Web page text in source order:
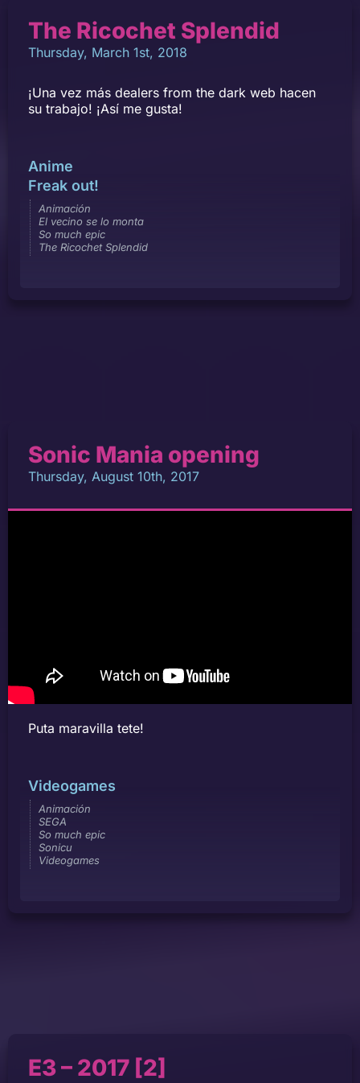
The Ricochet Splendid
Thursday, March 1st, 2018
¡Una vez más dealers from the dark web hacen
su trabajo! ¡Así me gusta!
Anime
Freak out!
Animación
El vecino se lo monta
So much epic
The Ricochet Splendid
Sonic Mania opening
Thursday, August 10th, 2017
Puta maravilla tete!
Videogames
Animación
SEGA
So much epic
Sonicu
Videogames
E3 – 2017 [2]